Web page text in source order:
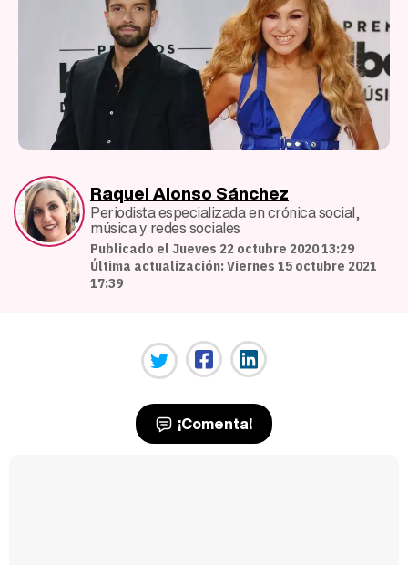
Raquel Alonso Sánchez
Periodista especializada en crónica social,
música y redes sociales
Publicado el Jueves 22 octubre 2020 13:29
Última actualización: Viernes 15 octubre 2021
17:39
¡Comenta!